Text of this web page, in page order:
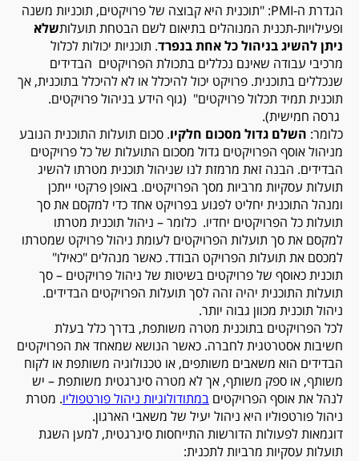
הגדרת ה-:PMI "תוכנית היא קבוצה של פרויקטים, תוכניות משנה
ופעילויות-תכנית המנוהלים בתיאום לשם הבטחת תועלותשלא
ניתן להשיג בניהול כל אחת בנפרד. תוכניות יכולות לכלול
מרכיבי עבודה שאינם נכללים בתכולת הפרויקטים הבדידים
שנכללים בתוכנית. פרויקט יכול להיכלל או לא להיכלל בתוכנית, אך
תוכנית תמיד תכלול פרויקטים" (גוף הידע בניהול פרויקטים.
גרסה חמישית).
כלומר: השלם גדול מסכום חלקיו. סכום תועלות התוכנית הנובע
מניהול אוסף הפרויקטים גדול מסכום התועלות של כל פרויקטים
הבדידים. הבנה זאת מרמזת לנו שניהול תוכנית מטרתו להשיג
תועלות עסקיות מרביות מסך הפרויקטים. באופן פרקטי ייתכן
ומנהל התוכנית יחליט לפגוע בפרויקט אחד כדי למקסם את סך
תועלות כל הפרויקטים יחדיו. כלומר – ניהול תוכנית מטרתו
למקסם את סך תועלות הפרויקטים לעומת ניהול פרויקט שמטרתו
למכסם את תועלות הפרויקט הבודד. כאשר מנהלים "כאילו"
תוכנית כאוסף של פרויקטים בשיטות של ניהול פרויקטים – סך
תועלות התוכנית יהיה זהה לסך תועלות הפרויקטים הבדידים.
ניהול תוכנית מכוון גבוה יותר.
לכל הפרויקטים בתוכנית מטרה משותפת, בדרך כלל בעלת
חשיבות אסטרטגית לחברה. כאשר הנושא שמאחד את הפרויקטים
הבדידים הוא משאבים משותפים, או טכנולוגיה משותפת או לקוח
משותף, או ספק משותף, אך לא מטרה סינרגטית משותפת – יש
לנהל את אוסף הפרויקטים במתודולוגיות ניהול פורטפוליו. מטרת
ניהול פורטפוליו היא ניהול יעיל של משאבי הארגון.
דוגמאות לפעולות הדורשות התייחסות סינרגטית, למען השגת
תועלות עסקיות מרביות לתכנית: